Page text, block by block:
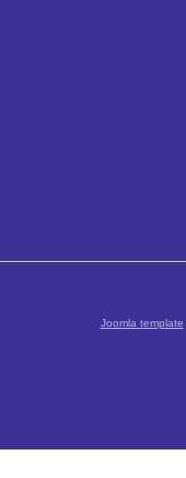
Joomla template